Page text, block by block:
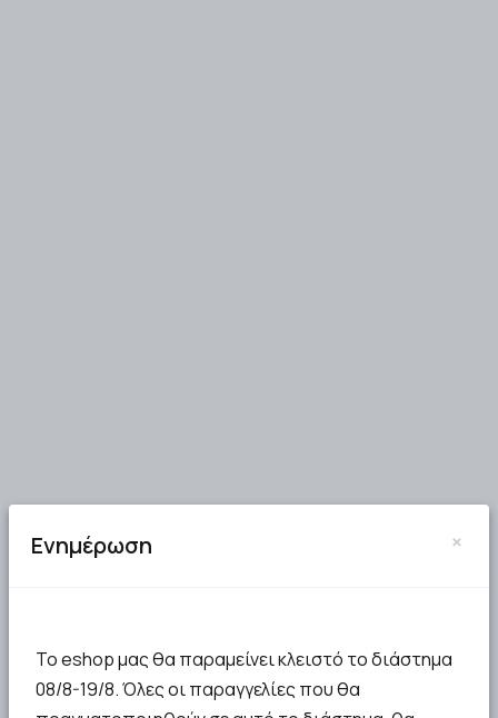
Ενημέρωση ×
Το eshop μας θα παραμείνει κλειστό το διάστημα
08/8-19/8. Όλες οι παραγγελίες που θα